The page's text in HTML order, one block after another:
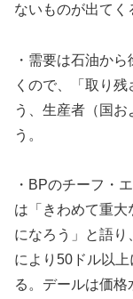
ないものが出てく
・需要は石油か
くので、「取り
う、生産者（国
う。
・BPのチーフ・
は「きわめて重大
になろう」と語
により50ドル以
る。デールは価格